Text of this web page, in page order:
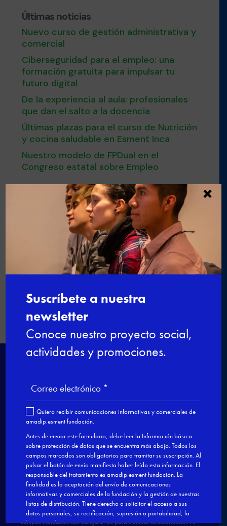
Últimas noticias
Nuevo curso de gestión administrativa y
comercial
Ciberseguridad para el empleo: una
formación gratuita para impulsar tu
futuro digital
De la experiencia al aula: profesionales
que dan el salto a la docencia
Últimas plazas para el curso de Nutrición
y cocina saludable en Esment Inca
Nuestro modelo de FPDual en el
Congreso estatal sobre Empleo

"Conoce mi empresa"
Una oportunidad única para
aprender y trabajar disfrutando en
Escola Professional
×